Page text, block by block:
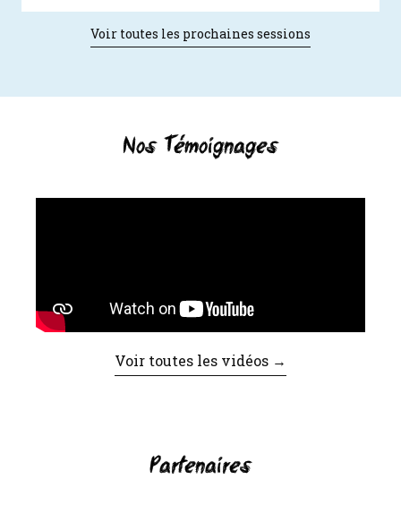
Voir toutes les prochaines sessions
Nos Témoignages
Voir toutes les vidéos →
Partenaires